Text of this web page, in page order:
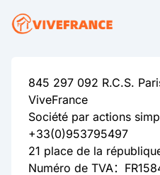
845 297 092 R.C.S.
ViveFrance
Société par actions
+33(0)953795497
21 place de la
Numéro de TVA：